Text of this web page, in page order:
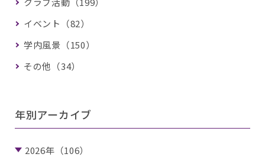
イベント（82）
学内風景（150）
その他（34）
年別アーカイブ
2026年（106）